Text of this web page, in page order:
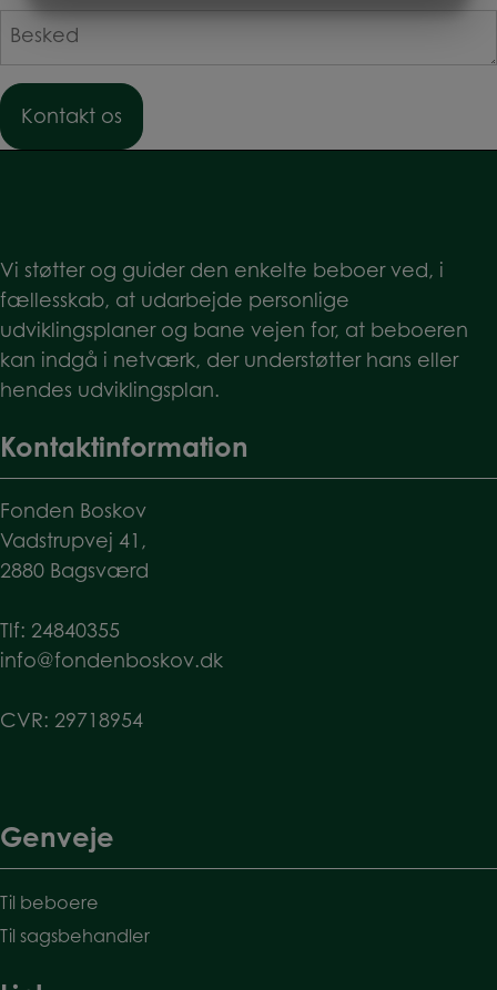
Besked
Vi støtter og guider den enkelte beboer ved, i
fællesskab, at udarbejde personlige
udviklingsplaner og bane vejen for, at beboeren
kan indgå i netværk, der understøtter hans eller
hendes udviklingsplan.
Kontaktinformation
Fonden Boskov
Vadstrupvej 41,
2880 Bagsværd
Tlf: 24840355
info@fondenboskov.dk
CVR: 29718954
Genveje
Til beboere
Til sagsbehandler